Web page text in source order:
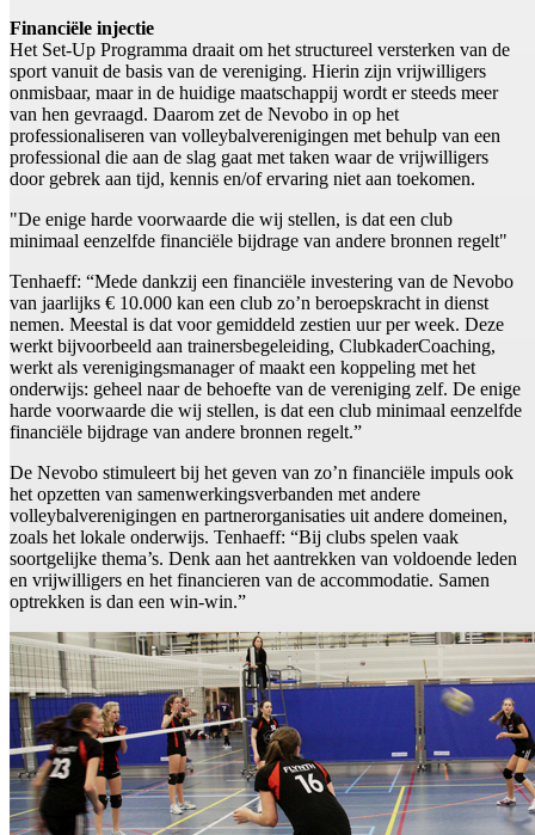
Financiële injectie
Het Set-Up Programma draait om het structureel versterken van de
sport vanuit de basis van de vereniging. Hierin zijn vrijwilligers
onmisbaar, maar in de huidige maatschappij wordt er steeds meer
van hen gevraagd. Daarom zet de Nevobo in op het
professionaliseren van volleybalverenigingen met behulp van een
professional die aan de slag gaat met taken waar de vrijwilligers
door gebrek aan tijd, kennis en/of ervaring niet aan toekomen.
"De enige harde voorwaarde die wij stellen, is dat een club
minimaal eenzelfde financiële bijdrage van andere bronnen regelt"
Tenhaeff: “Mede dankzij een financiële investering van de Nevobo
van jaarlijks € 10.000 kan een club zo’n beroepskracht in dienst
nemen. Meestal is dat voor gemiddeld zestien uur per week. Deze
werkt bijvoorbeeld aan trainersbegeleiding, ClubkaderCoaching,
werkt als verenigingsmanager of maakt een koppeling met het
onderwijs: geheel naar de behoefte van de vereniging zelf. De enige
harde voorwaarde die wij stellen, is dat een club minimaal eenzelfde
financiële bijdrage van andere bronnen regelt.”
De Nevobo stimuleert bij het geven van zo’n financiële impuls ook
het opzetten van samenwerkingsverbanden met andere
volleybalverenigingen en partnerorganisaties uit andere domeinen,
zoals het lokale onderwijs. Tenhaeff: “Bij clubs spelen vaak
soortgelijke thema’s. Denk aan het aantrekken van voldoende leden
en vrijwilligers en het financieren van de accommodatie. Samen
optrekken is dan een win-win.”